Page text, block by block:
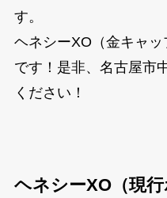
す。
ヘネシーXO（金キャ
です！是非、名古屋市
ください！
ヘネシーXO（現